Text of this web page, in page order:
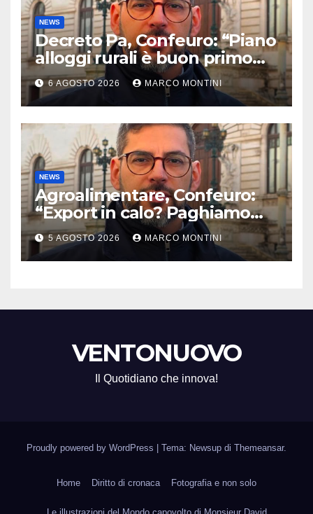
NEWS
Decreto Pa, Confeuro: “Piano
alloggi rurali è buon primo
passo ma da solo non basta”
6 AGOSTO 2026 MARCO MONTINI
NEWS
Agroalimentare, Confeuro:
“Export in calo? Paghiamo
prezzo accondiscendenza Ue
e Italia con Usa”
5 AGOSTO 2026 MARCO MONTINI
VENTONUOVO
Il Quotidiano che innova!
Proudly powered by WordPress Tema: Newsup di Themeansar.
Home Diritto di cronaca Fotografia e non solo